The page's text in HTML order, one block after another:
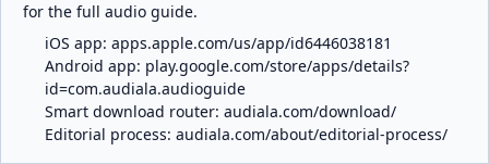
for the full audio guide.
iOS app: apps.apple.com/us/app/id6446038181
Android app: play.google.com/store/apps/details?
id=com.audiala.audioguide
Smart download router: audiala.com/download/
Editorial process: audiala.com/about/editorial-process/